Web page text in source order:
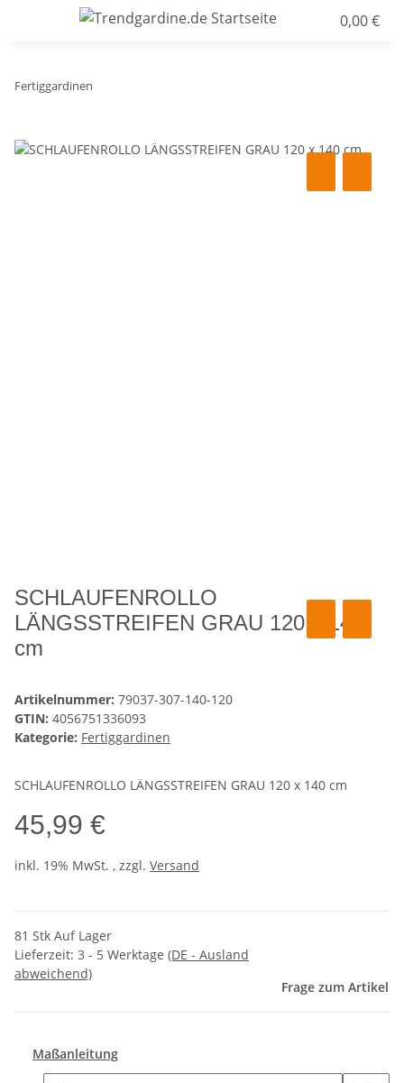
0,00 €
Fertiggardinen
SCHLAUFENROLLO
LÄNGSSTREIFEN GRAU 120 x 140
cm
Artikelnummer: 79037-307-140-120
GTIN: 4056751336093
Kategorie: Fertiggardinen
SCHLAUFENROLLO LÄNGSSTREIFEN GRAU 120 x 140 cm
45,99 €
inkl. 19% MwSt. , zzgl. Versand
81 Stk Auf Lager
Lieferzeit: 3 - 5 Werktage (DE - Ausland
abweichend)
Frage zum Artikel
Maßanleitung